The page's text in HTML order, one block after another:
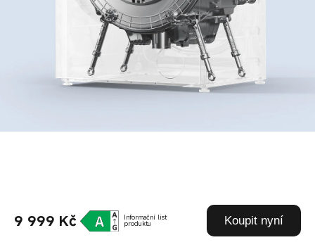
9 999 Kč Informační list
produktu Koupit nyní
2letá záruka na